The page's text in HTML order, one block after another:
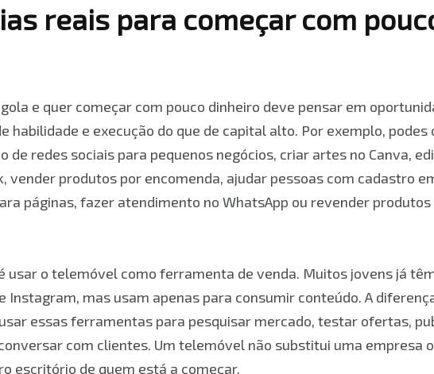
reais para começar com
e quer começar com pouco dinheiro deve pensar em
habilidade e execução do que de capital alto. Por exemplo,
de redes sociais para pequenos negócios, criar artes no Canva,
vender produtos por encomenda, ajudar pessoas com cadastro
páginas, fazer atendimento no WhatsApp ou revender
usar o telemóvel como ferramenta de venda. Muitos jovens já
Instagram, mas usam apenas para consumir conteúdo. A
essas ferramentas para pesquisar mercado, testar ofertas,
com clientes. Um telemóvel não substitui uma empresa
escritório de quem está a começar.